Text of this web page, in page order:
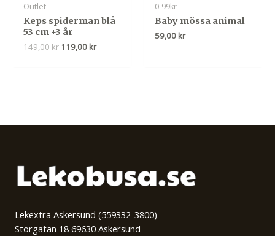
Outlet
Keps spiderman blå
53 cm +3 år
149,00kr Det
119,00 krDet
0-99kr
Baby mössa animal
59,00 kr
Lekextra Askersund (559332-3800)
Storgatan 18 69630 Askersund